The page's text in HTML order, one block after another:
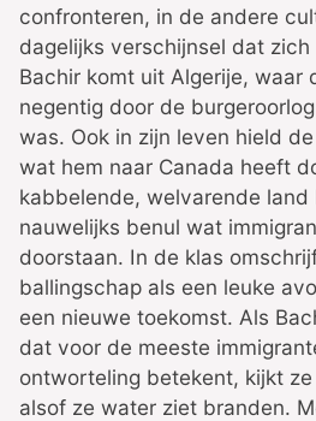
confronteren, in de andere
dagelijks verschijnsel dat
Bachir komt uit Algerije, waar
negentig door de
was. Ook in zijn leven hield
wat hem naar Canada heeft
kabbelende, welvarende land
nauwelijks benul wat
doorstaan. In de klas
ballingschap als een leuke
een nieuwe toekomst. Als
dat voor de meeste
ontworteling betekent, kijkt ze
alsof ze water ziet branden.